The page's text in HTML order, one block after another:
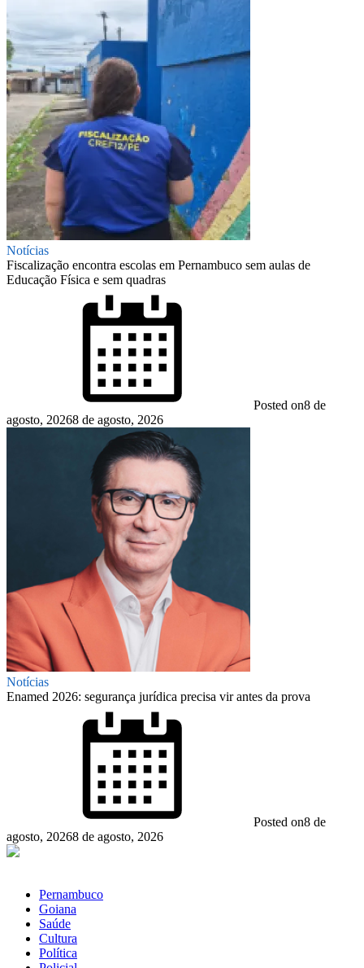
Notícias
Fiscalização encontra escolas em Pernambuco sem aulas de
Educação Física e sem quadras
Posted on8 de
agosto, 20268 de agosto, 2026
Notícias
Enamed 2026: segurança jurídica precisa vir antes da prova
Posted on8 de
agosto, 20268 de agosto, 2026
Pernambuco
Goiana
Saúde
Cultura
Política